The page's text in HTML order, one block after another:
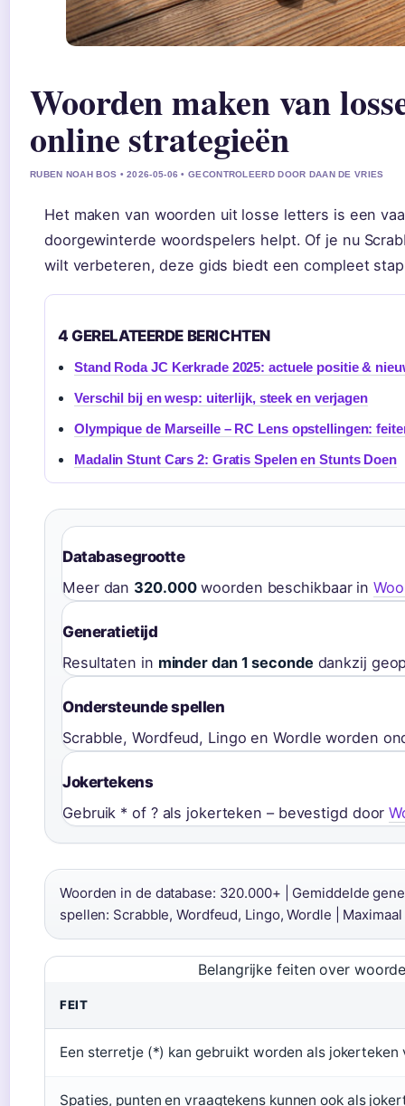
Woorden maken van
online strategieën
RUBEN NOAH BOS • 2026-05-06 • GECONTROLEERD DOOR DAAN DE VRIES
Het maken van woorden uit losse letters is een
doorgewinterde woordspelers helpt. Of je nu
wilt verbeteren, deze gids biedt een compleet
4 GERELATEERDE BERICHTEN
Stand Roda JC Kerkrade 2025: actuele positie &
Verschil bij en wesp: uiterlijk, steek en verjagen
Olympique de Marseille – RC Lens opstellingen:
Madalin Stunt Cars 2: Gratis Spelen en Stunts Doen
Databasegrootte
Meer dan 320.000woorden beschikbaar in
Generatietijd
Resultaten in minder dan 1 secondedankzij
Ondersteunde spellen
Scrabble, Wordfeud, Lingo en Wordle worden
Jokertekens
Gebruik * of ? als jokerteken – bevestigd door
Woorden in de database: 320.000+ | Gemiddelde
spellen: Scrabble, Wordfeud, Lingo, Wordle |
Belangrijke feiten over
FEIT
Een sterretje (*) kan gebruikt worden als
Spaties, punten en vraagtekens kunnen ook als